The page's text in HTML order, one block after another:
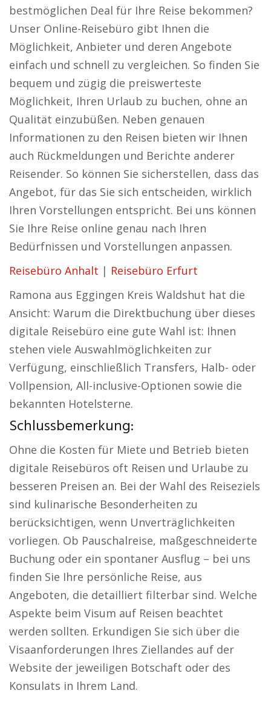
bestmöglichen Deal für Ihre Reise bekommen?
Unser Online-Reisebüro gibt Ihnen die
Möglichkeit, Anbieter und deren Angebote
einfach und schnell zu vergleichen. So finden Sie
bequem und zügig die preiswerteste
Möglichkeit, Ihren Urlaub zu buchen, ohne an
Qualität einzubüßen. Neben genauen
Informationen zu den Reisen bieten wir Ihnen
auch Rückmeldungen und Berichte anderer
Reisender. So können Sie sicherstellen, dass das
Angebot, für das Sie sich entscheiden, wirklich
Ihren Vorstellungen entspricht. Bei uns können
Sie Ihre Reise online genau nach Ihren
Bedürfnissen und Vorstellungen anpassen.
Reisebüro Anhalt | Reisebüro Erfurt
Ramona aus Eggingen Kreis Waldshut hat die
Ansicht: Warum die Direktbuchung über dieses
digitale Reisebüro eine gute Wahl ist: Ihnen
stehen viele Auswahlmöglichkeiten zur
Verfügung, einschließlich Transfers, Halb- oder
Vollpension, All-inclusive-Optionen sowie die
bekannten Hotelsterne.
Schlussbemerkung:
Ohne die Kosten für Miete und Betrieb bieten
digitale Reisebüros oft Reisen und Urlaube zu
besseren Preisen an. Bei der Wahl des Reiseziels
sind kulinarische Besonderheiten zu
berücksichtigen, wenn Unverträglichkeiten
vorliegen. Ob Pauschalreise, maßgeschneiderte
Buchung oder ein spontaner Ausflug – bei uns
finden Sie Ihre persönliche Reise, aus
Angeboten, die detailliert filterbar sind. Welche
Aspekte beim Visum auf Reisen beachtet
werden sollten. Erkundigen Sie sich über die
Visaanforderungen Ihres Ziellandes auf der
Website der jeweiligen Botschaft oder des
Konsulats in Ihrem Land.